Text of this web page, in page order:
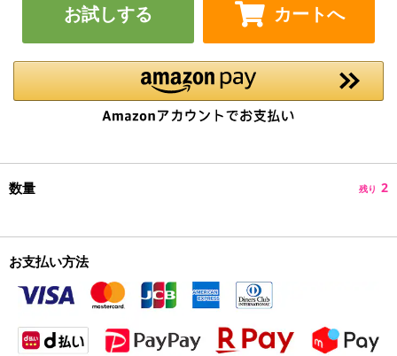
お試しする カートへ
数量 残り 2
お支払い方法